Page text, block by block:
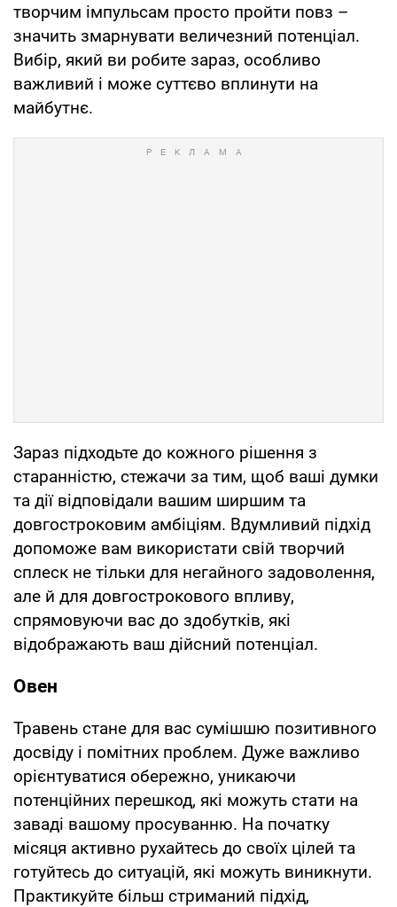
творчим імпульсам просто пройти повз –
значить змарнувати величезний потенціал.
Вибір, який ви робите зараз, особливо
важливий і може суттєво вплинути на
майбутнє.
Зараз підходьте до кожного рішення з
старанністю, стежачи за тим, щоб ваші думки
та дії відповідали вашим ширшим та
довгостроковим амбіціям. Вдумливий підхід
допоможе вам використати свій творчий
сплеск не тільки для негайного задоволення,
але й для довгострокового впливу,
спрямовуючи вас до здобутків, які
відображають ваш дійсний потенціал.
Овен
Травень стане для вас сумішшю позитивного
досвіду і помітних проблем. Дуже важливо
орієнтуватися обережно, уникаючи
потенційних перешкод, які можуть стати на
заваді вашому просуванню. На початку
місяця активно рухайтесь до своїх цілей та
готуйтесь до ситуацій, які можуть виникнути.
Практикуйте більш стриманий підхід,